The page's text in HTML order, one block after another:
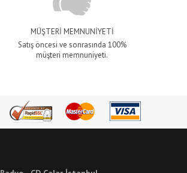
MÜŞTERİ MEMNUNİYETİ
Satış öncesi ve sonrasında 100%
müşteri memnuniyeti.